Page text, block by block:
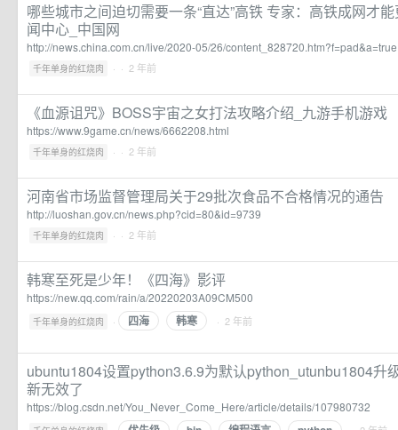
哪些城市之间迫切需要一条“直达”高铁 专家：高铁成网才
闻中心_中国网
http://news.china.com.cn/live/2020-05/26/content_828720.htm?f=pad&a=true
千年单身的红烧肉 · · 2 年前
《血源诅咒》BOSS宇宙之女打法攻略介绍_九游手机游戏
https://www.9game.cn/news/6662208.html
千年单身的红烧肉 · · 2 年前
河南省市场监督管理局关于29批次食品不合格情况的通告
http://luoshan.gov.cn/news.php?cid=80&id=9739
千年单身的红烧肉 · · 2 年前
韩寒至死是少年！《四海》影评
https://new.qq.com/rain/a/20220203A09CM500
千年单身的红烧肉 · 四海 韩寒 · 2 年前
ubuntu1804设置python3.6.9为默认python_utunbu1804升
新无效了
https://blog.csdn.net/You_Never_Come_Here/article/details/107980732